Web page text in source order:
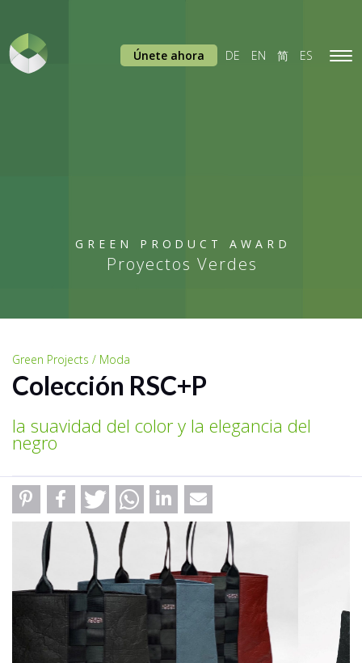
GREEN PRODUCT AWARD
Proyectos Verdes
Únete ahora DE EN 简 ES
Green Projects / Moda
Colección RSC+P
la suavidad del color y la elegancia del
negro